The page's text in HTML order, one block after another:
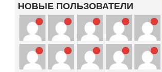
НОВЫЕ ПОЛЬЗОВАТЕЛИ